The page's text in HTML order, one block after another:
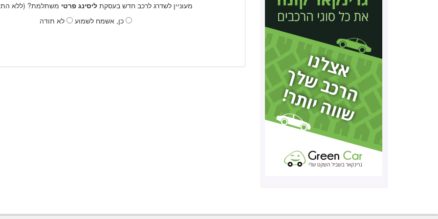
מעוניין לשדרג לרכב חדש בעסקתליסינג פרטי משתלמת? (ללא
כן, אשמח לשמוע
לא תודה